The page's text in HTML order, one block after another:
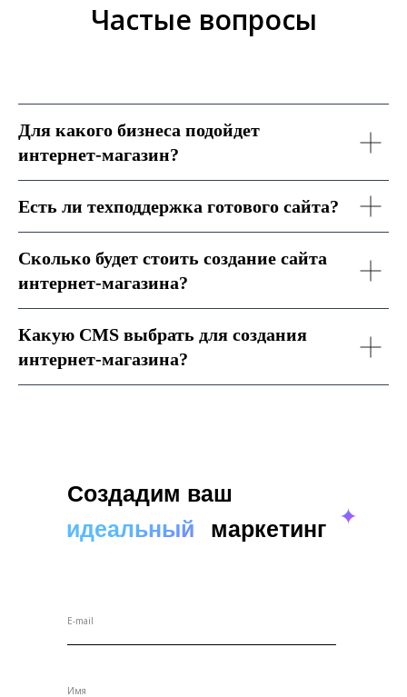
Частые вопросы
Для какого бизнеса подойдет
интернет-магазин?
Есть ли техподдержка готового сайта?
Сколько будет стоить создание сайта
интернет-магазина?
Какую CMS выбрать для создания
интернет-магазина?
Создадим ваш
идеальный
✦
маркетинг